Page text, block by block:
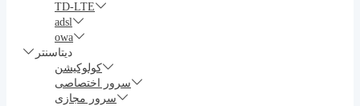
TD-LTE
adsl
owa
دیتاسنتر
کولوکیشن
سرور اختصاصی
سرور مجازی